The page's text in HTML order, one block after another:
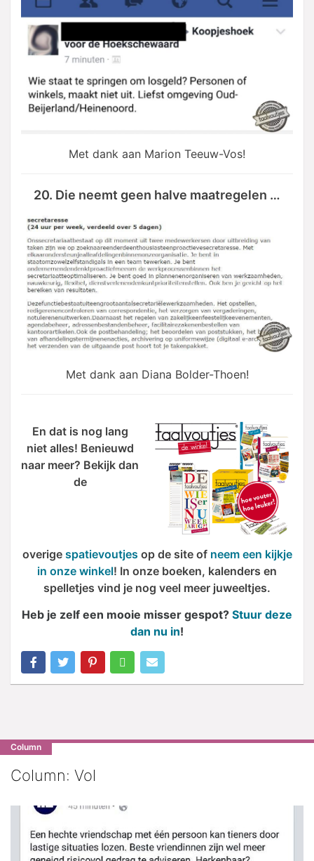
Met dank aan Marion Teeuw-Vos!
20. Die neemt geen halve maatregelen …
Met dank aan Diana Bolder-Thoen!
En dat is nog lang
niet alles! Benieuwd
naar meer? Bekijk dan
de
overige spatievoutjes op de site of neem een kijkje
in onze winkel! In onze boeken, kalenders en
spelletjes vind je nog veel meer juweeltjes.
Heb je zelf een mooie misser gespot? Stuur deze
dan nu in!
Column
Column: Vol